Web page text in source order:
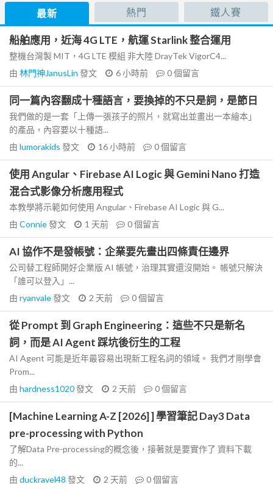
最新 熱門 鐵人賽
船舶應用，近海 4G LTE，航運 Starlink 整合運用
整機台灣製 MIT，4G LTE 模組 非大陸 DrayTek VigorC4...
由 林門神JanusLin 發文 6 小時前 0個留言
同一篇內容翻成十種語言，要換掉的不只是詞，是節日
我們做的是一套「上傳一張孩子的照片，就寫出並畫出一本繪本」
的產品，內容要以十種語...
由 lumorakids 發文 16 小時前 0個留言
使用 Angular、Firebase AI Logic 與 Gemini Nano 打造
混合式影像分析應用程式
本教學將示範如何使用 Angular、Firebase AI Logic 與 G...
由 Connie發文 1 天前 0個留言
AI 協作不是發帳號：企業要先畫出四條責任邊界
公司替工程師開好企業版 AI 帳號，治理其實還沒開始。 帳號只解決
「誰可以登入」...
由 ryanvale發文 2 天前 0個留言
從 Prompt 到 Graph Engineering：這些不只是新名
詞，而是 AI Agent 踩坑後衍生的工程
AI Agent 可能是近年最容易出現新工程名詞的領域。 我們才剛學會
Prom...
由 hardness1020發文 2 天前 0個留言
[Machine Learning A-Z [2026] ] 學習筆記 Day3 Data
pre-processing with Python
了解Data Pre-processing的概念後，接著就是要實作了 資料下載
的...
由 duckravel48 發文 2 天前 0個留言